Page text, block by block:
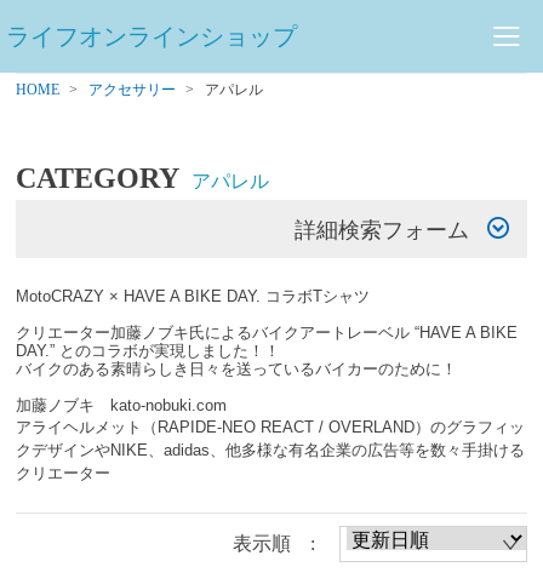
ライフオンラインショップ
HOME アクセサリー アパレル
CATEGORY アパレル
詳細検索フォーム
MotoCRAZY × HAVE A BIKE DAY. コラボTシャツ
クリエーター加藤ノブキ氏によるバイクアートレーベル “HAVE A BIKE
DAY.” とのコラボが実現しました！！
バイクのある素晴らしき日々を送っているバイカーのために！
加藤ノブキ kato-nobuki.com
アライヘルメット（RAPIDE-NEO REACT / OVERLAND）のグラフィッ
クデザインやNIKE、adidas、他多様な有名企業の広告等を数々手掛ける
クリエーター
表示順 :